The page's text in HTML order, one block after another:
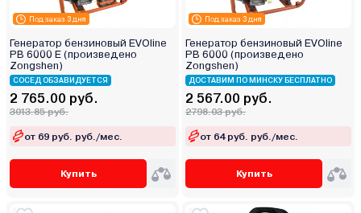
Под заказ 3 дня
Генератор бензиновый EVOline
PB 6000 E (произведено
Zongshen)
СОСЕД ОБЗАВИДУЕТСЯ
2 765.00 руб.
3013.85 руб.
от 69 руб. руб./мес.
Купить
Под заказ 3 дня
Генератор бензиновый EVOline
PB 6000 (произведено
Zongshen)
ДОСТАВИМ ПО МИНСКУ БЕСПЛАТНО
2 567.00 руб.
2798.03 руб.
от 64 руб. руб./мес.
Купить